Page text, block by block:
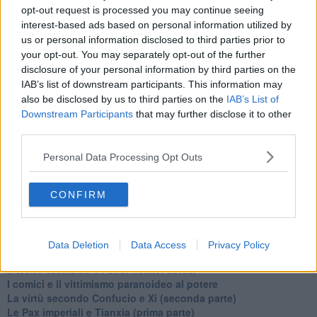
opt-out request is processed you may continue seeing
interest-based ads based on personal information utilized by
us or personal information disclosed to third parties prior to
your opt-out. You may separately opt-out of the further
disclosure of your personal information by third parties on the
IAB’s list of downstream participants. This information may
also be disclosed by us to third parties on the IAB’s List of
Downstream Participants that may further disclose it to other
Personal Data Processing Opt Outs
CONFIRM
Data Deletion Data Access Privacy Policy
​Il Wild West di Trump
​La depressione infantile di Roger Waters e la propaganda di
guerra"
​La disinformazione climatica veicolata dai media
Senza una Retta Visione l’Uomo è un automa
​La propaganda bellica nostrana vs l’hasbarà dei sionisti
​La cleptocrazia e lo studio sociologico della propaganda di
guerra
La Cop 30, i crimini e i misfatti verso la vita sulla terra
Arrostire il pianeta: le grandi emissioni della carne e dei
latticini
​Cop 30, uragani e riconversione delle spese militari
dell’ignoranza
Il Wenzi e la decadenza verso la guerra e la morte
​Il tecno-fascismo e i suoi nemici delusi
​I comici e il vittimismo paranoideo al potere
​La virtù secondo Confucio e Xi (seconda parte)
Le Pax imperiali e Tianxia (prima parte)